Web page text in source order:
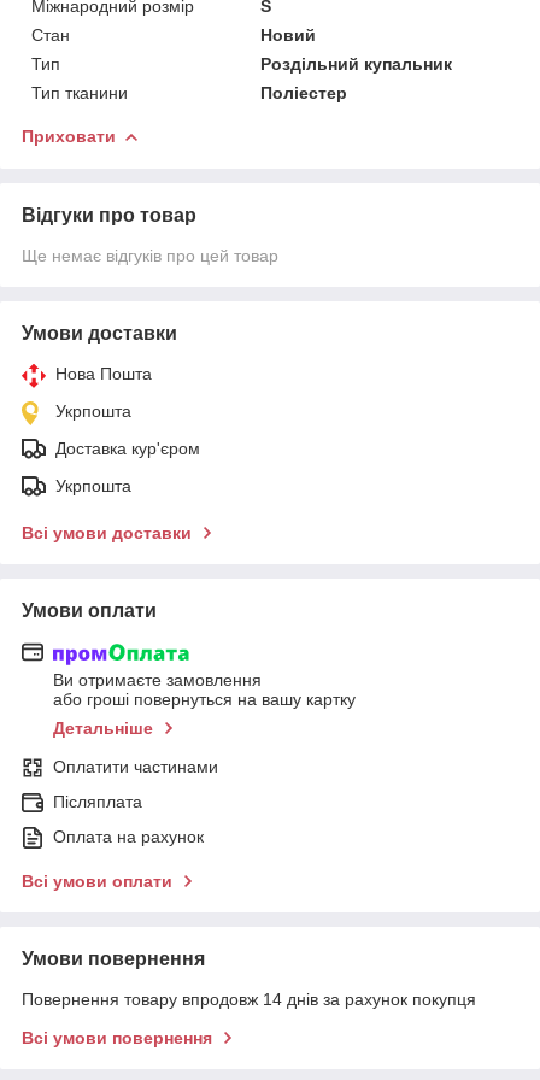
Міжнародний розмір
S
Стан
Новий
Тип
Роздільний купальник
Тип тканини
Поліестер
Приховати
Відгуки про товар
Ще немає відгуків про цей товар
Умови доставки
Нова Пошта
Укрпошта
Доставка кур'єром
Укрпошта
Всі умови доставки
Умови оплати
Ви отримаєте замовлення
або гроші повернуться на вашу картку
Детальніше
Оплатити частинами
Післяплата
Оплата на рахунок
Всі умови оплати
Умови повернення
Повернення товару впродовж 14 днів за рахунок покупця
Всі умови повернення